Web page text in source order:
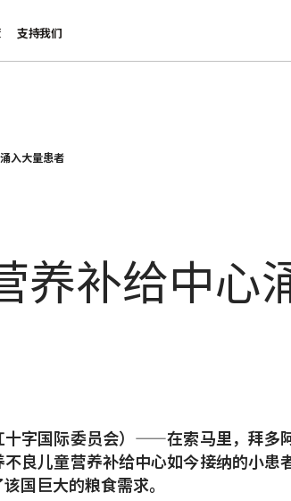
支持我们
入大量患者
养补给中心
十字国际委员会）——在索马里，拜多
良儿童营养补给中心如今接纳的小患
国巨大的粮食需求。